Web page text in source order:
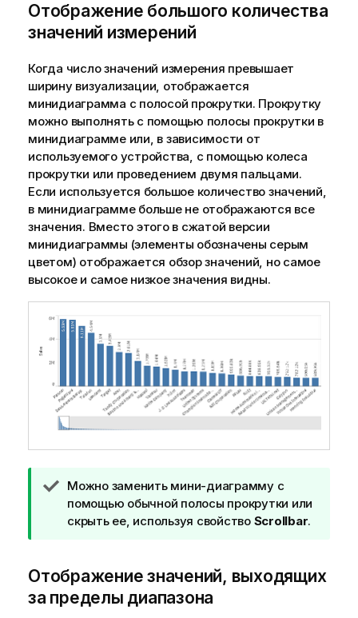
Отображение большого количества
значений измерений
Когда число значений измерения превышает
ширину визуализации, отображается
минидиаграмма с полосой прокрутки. Прокрутку
можно выполнять с помощью полосы прокрутки в
минидиаграмме или, в зависимости от
используемого устройства, с помощью колеса
прокрутки или проведением двумя пальцами.
Если используется большое количество значений,
в минидиаграмме больше не отображаются все
значения. Вместо этого в сжатой версии
минидиаграммы (элементы обозначены серым
цветом) отображается обзор значений, но самое
высокое и самое низкое значения видны.
П
р
и
ч
а
н
Можно заменить мини-диаграмму с
помощью обычной полосы прокрутки или
скрыть ее, используя свойство Scrollbar.
Отображение значений, выходящих
за пределы диапазона